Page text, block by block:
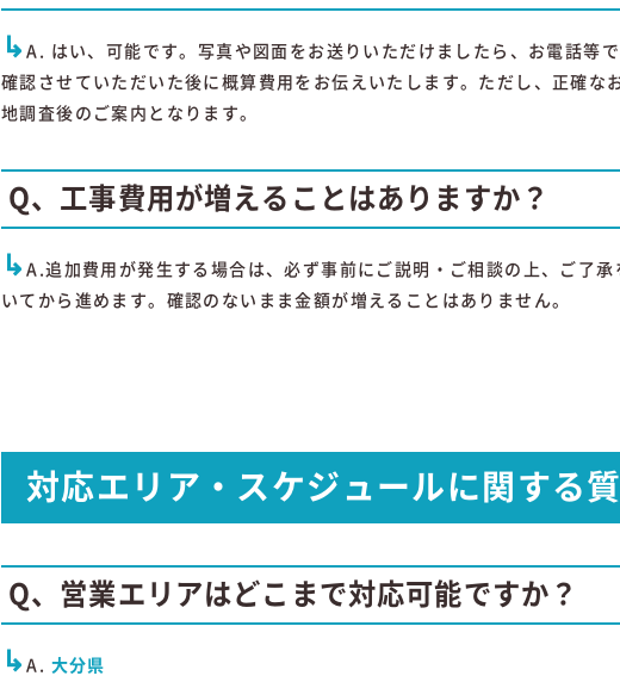
↳A. はい、可能です。写真や図面をお送りいただけましたら、お電話等
確認させていただいた後に概算費用をお伝えいたします。ただし、正確な
地調査後のご案内となります。
Q、工事費用が増えることはありますか？
↳A.追加費用が発生する場合は、必ず事前にご説明・ご相談の上、ご了承
いてから進めます。確認のないまま金額が増えることはありません。
対応エリア・スケジュールに関する
Q、営業エリアはどこまで対応可能ですか？
↳A. 大分県